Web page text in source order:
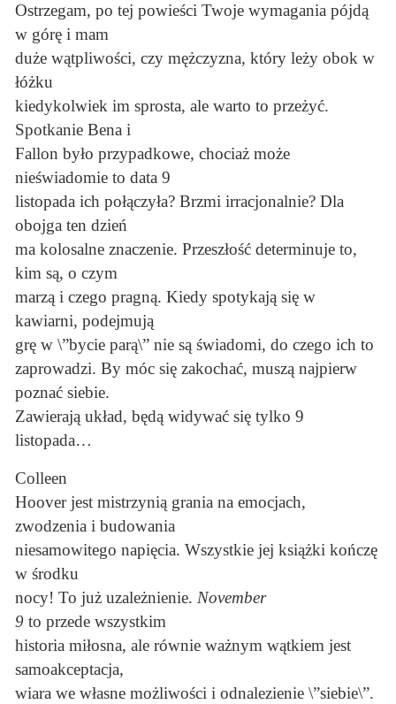
Ostrzegam, po tej powieści Twoje wymagania pójdą
w górę i mam
duże wątpliwości, czy mężczyzna, który leży obok w
łóżku
kiedykolwiek im sprosta, ale warto to przeżyć.
Spotkanie Bena i
Fallon było przypadkowe, chociaż może
nieświadomie to data 9
listopada ich połączyła? Brzmi irracjonalnie? Dla
obojga ten dzień
ma kolosalne znaczenie. Przeszłość determinuje to,
kim są, o czym
marzą i czego pragną. Kiedy spotykają się w
kawiarni, podejmują
grę w \”bycie parą\” nie są świadomi, do czego ich to
zaprowadzi. By móc się zakochać, muszą najpierw
poznać siebie.
Zawierają układ, będą widywać się tylko 9
listopada…
Colleen
Hoover jest mistrzynią grania na emocjach,
zwodzenia i budowania
niesamowitego napięcia. Wszystkie jej książki kończę
w środku
nocy! To już uzależnienie. November
9 to przede wszystkim
historia miłosna, ale równie ważnym wątkiem jest
samoakceptacja,
wiara we własne możliwości i odnalezienie \”siebie\”.